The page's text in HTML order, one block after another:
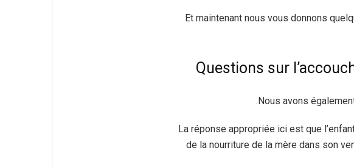
Et maintenant nous vous donnons
Questions sur
Nous avons
La réponse appropriée ici est que
de la nourriture de la mère dans son